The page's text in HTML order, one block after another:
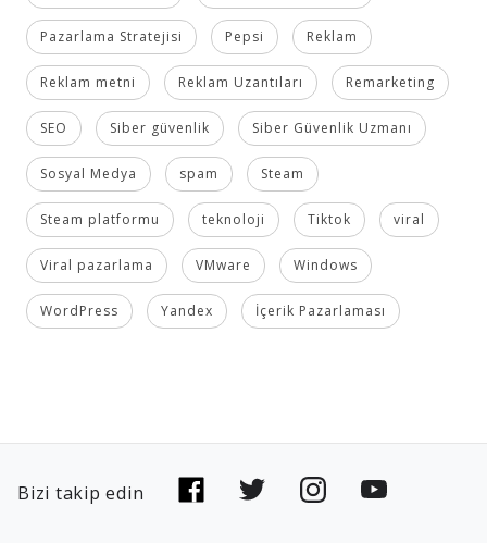
Pazarlama Stratejisi Pepsi Reklam
Reklam metni Reklam Uzantıları Remarketing
SEO Siber güvenlik Siber Güvenlik Uzmanı
Sosyal Medya spam Steam
Steam platformu teknoloji Tiktok viral
Viral pazarlama VMware Windows
WordPress Yandex İçerik Pazarlaması
Bizi takip edin